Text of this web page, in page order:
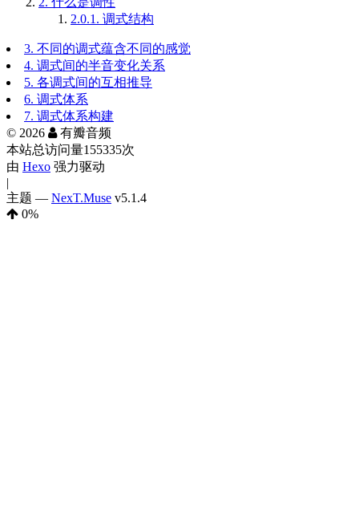
2.0.1. 调式结构
3. 不同的调式蕴含不同的感觉
4. 调式间的半音变化关系
5. 各调式间的互相推导
6. 调式体系
7. 调式体系构建
© 2026
有瓣音频
本站总访问量155335次
由 Hexo 强力驱动
|
主题 — NexT.Muse v5.1.4
0%